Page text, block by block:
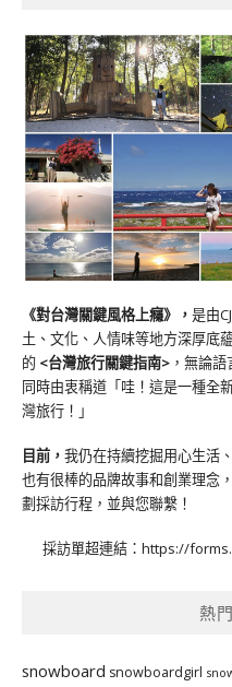
《對台灣關鍵風格上癮》 ， 是由
土、文化、人情味等地方深厚底
的 <台灣旅行關鍵指南> ，無論
同時由衷稱道「哇！這是一種全
灣旅行！」
目前， 我仍在持續挖掘用心生活
也有很棒的品牌故事和創業理念
劃採訪行程，並與您聯繫！
採訪單超連結： https://
熱
snowboard snowboardgirl